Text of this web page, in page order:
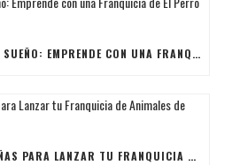
ESTE AÑO, REGÁLATE UN SUEÑO: EMPRENDE CON UNA FRANQUICIA DE EL PERRO FELIZ
ÚLTIMAS BECAS NAVIDEÑAS PARA LANZAR TU FRANQUICIA DE ANIMALES DE COMPAÑÍA